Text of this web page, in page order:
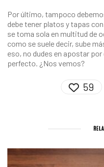
Por último, tampoco
debe tener platos y tapas
se toma sola en multitud de
como se suele decir, sube
eso, no dudes en apostar
perfecto. ¿Nos vemos?
59